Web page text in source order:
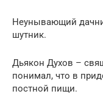
Неунывающий
шутник.
Дьякон Духов –
понимал, что в
постной пищи.